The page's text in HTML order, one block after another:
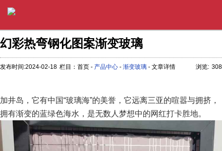
幻彩热弯钢化图案渐变玻璃
发布时间:2024-02-18 栏目：首页 - 产品中心 - 渐变玻璃 - 文章详情 浏览: 308
加井岛，它有中国“玻璃海”的美誉，它远离三亚的喧嚣与拥挤，
拥有渐变的蓝绿色海水，是无数人梦想中的网红打卡胜地。